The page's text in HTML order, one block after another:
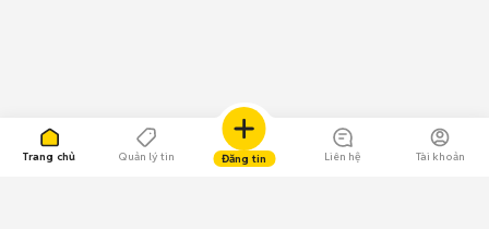
Trang chủ Quản lý tin Đăng tin Liên hệ Tài khoản